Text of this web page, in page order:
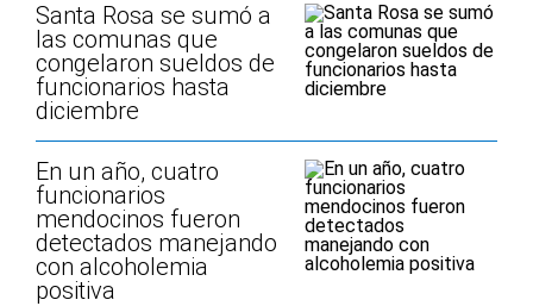
Santa Rosa se sumó a
las comunas que
congelaron sueldos de
funcionarios hasta
diciembre
En un año, cuatro
funcionarios
mendocinos fueron
detectados manejando
con alcoholemia
positiva